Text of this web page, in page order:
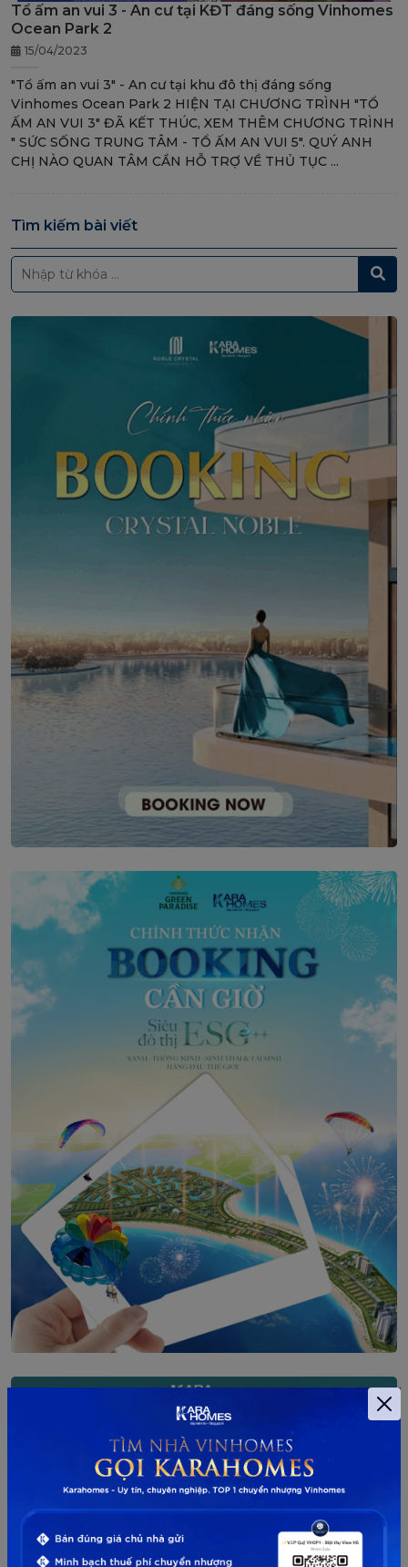
Tổ ấm an vui 3 - An cư tại KĐT đáng sống Vinhomes
Ocean Park 2
15/04/2023
"Tổ ấm an vui 3" - An cư tại khu đô thị đáng sống
Vinhomes Ocean Park 2 HIỆN TẠI CHƯƠNG TRÌNH "TỔ
ẤM AN VUI 3" ĐÃ KẾT THÚC, XEM THÊM CHƯƠNG TRÌNH
" SỨC SỐNG TRUNG TÂM - TỔ ẤM AN VUI 5". QUÝ ANH
CHỊ NÀO QUAN TÂM CẦN HỖ TRỢ VỀ THỦ TỤC ...
Tìm kiếm bài viết